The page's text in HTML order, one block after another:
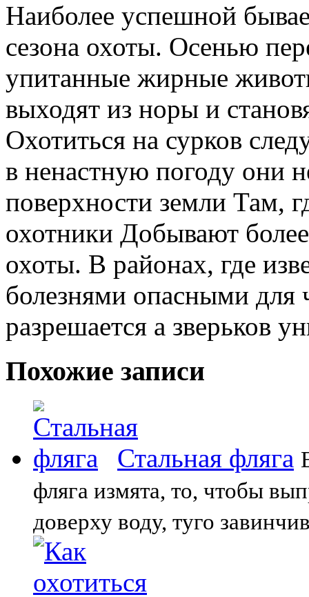
Наиболее успешной
сезона охоты. Осенью
упитанные жирные
выходят из норы и
Охотиться на сурков
в ненастную погоду они
поверхности земли Там,
охотники Добывают более
охоты. В районах, где
болезнями опасными для
разрешается а зверьков
Похожие записи
Стальная фляга
фляга измята, то, чтобы
доверху воду, туго